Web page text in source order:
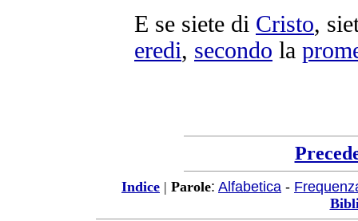
E se siete di Cristo,
eredi, secondo la
Indice | Parole: Alfabetica -